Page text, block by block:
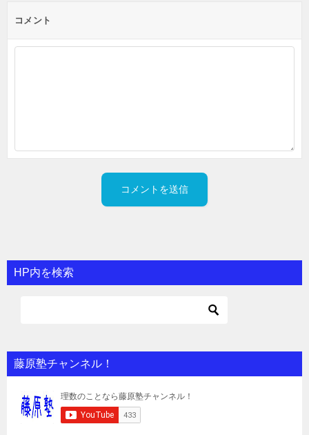
コメント
HP内を検索
藤原塾チャンネル！